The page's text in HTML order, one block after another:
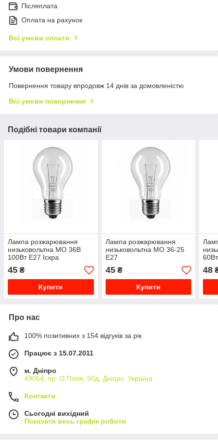
Післяплата
Оплата на рахунок
Всі умови оплати
Умови повернення
Повернення товару впродовж 14 днів за домовленістю
Всі умови повернення
Подібні товари компанії
Лампа розжарювання
низьковольтна МО 36В
100Вт Е27 Іскра
45 ₴
Купити
Лампа розжарювання
низьковольтна МО 36-25
Е27
45₴
Купити
48
Про нас
100% позитивних з 154 відгуків за рік
Працює з 15.07.2011
м. Дніпро
49054, пр. О.Поля, 50д, Дніпро, Україна
Контакти
Сьогодні вихідний
Показати весь графік роботи